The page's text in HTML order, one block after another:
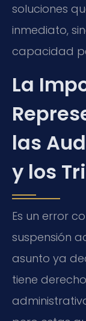
soluciones
inmediato,
capacidad
La
las
y los
Es un error
suspensión
asunto ya
tiene